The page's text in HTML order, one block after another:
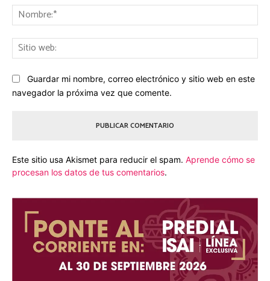
Guardar mi nombre, correo electrónico y sitio web en este
navegador la próxima vez que comente.
Este sitio usa Akismet para reducir el spam. Aprende cómo se
procesan los datos de tus comentarios.